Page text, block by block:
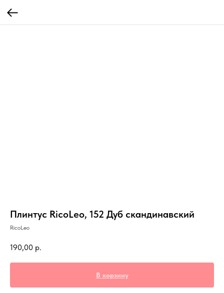
Плинтус RicoLeo, 152 Дуб скандинавский
RicoLeo
190,00 р.
В корзину